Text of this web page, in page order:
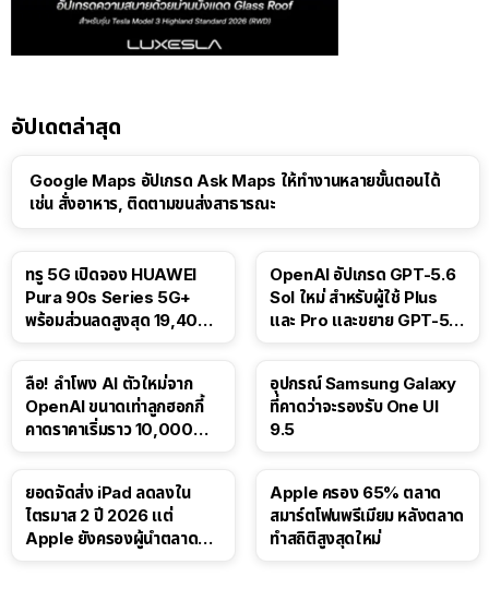
อัปเดตล่าสุด
Google Maps อัปเกรด Ask Maps ให้ทำงานหลายขั้นตอนได้
เช่น สั่งอาหาร, ติดตามขนส่งสาธารณะ
ทรู 5G เปิดจอง HUAWEI
Pura 90s Series 5G+
พร้อมส่วนลดสูงสุด 19,400
OpenAI อัปเกรด GPT-5.6
Sol ใหม่ สำหรับผู้ใช้ Plus
และ Pro และขยาย GPT-5.6
ลือ! ลำโพง AI ตัวใหม่จาก
OpenAI ขนาดเท่าลูกฮอกกี้
คาดราคาเริ่มราว 10,000
อุปกรณ์ Samsung Galaxy
ที่คาดว่าจะรองรับ One UI
9.5
ยอดจัดส่ง iPad ลดลงใน
ไตรมาส 2 ปี 2026 แต่
Apple ยังครองผู้นำตลาด
Apple ครอง 65% ตลาด
สมาร์ตโฟนพรีเมียม หลังตลาด
ทำสถิติสูงสุดใหม่